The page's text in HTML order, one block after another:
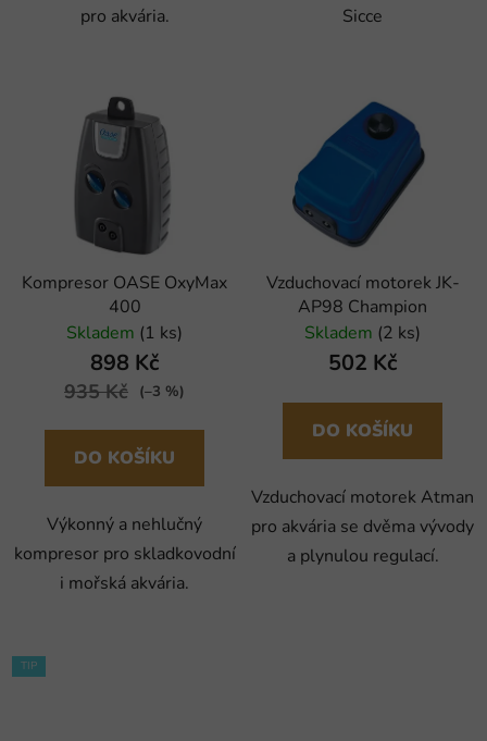
pro akvária.
Sicce
Kompresor OASE OxyMax
400
Skladem (1 ks)
898 Kč
935 Kč (–3 %)
DO KOŠÍKU
Výkonný a nehlučný
kompresor pro skladkovodní
i mořská akvária.
Vzduchovací motorek JK-
AP98 Champion
Skladem (2 ks)
502 Kč
DO KOŠÍKU
Vzduchovací motorek Atman
pro akvária se dvěma vývody
a plynulou regulací.
TIP